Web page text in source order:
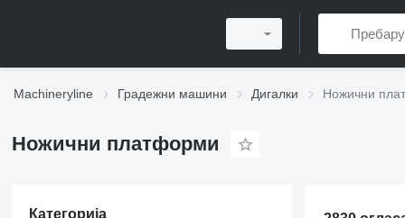
Machineryline Градежни машини Дигалки Ножични
Ножични платформи
Категорија